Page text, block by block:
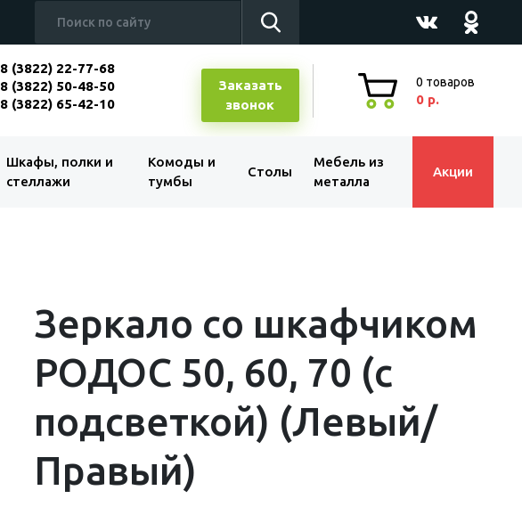
8 (3822) 22-77-68
8 (3822) 50-48-50
8 (3822) 65-42-10
Заказать
звонок
0 товаров
0 р.
Шкафы, полки и
стеллажи
Комоды и
тумбы
Столы
Мебель из
металла
Акции
Зеркало со шкафчиком
РОДОС 50, 60, 70 (с
подсветкой) (Левый/
Правый)